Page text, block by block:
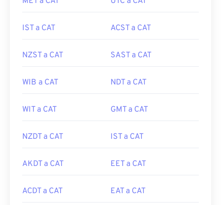
IST a CAT ACST a CAT
NZST a CAT SAST a CAT
WIB a CAT NDT a CAT
WIT a CAT GMT a CAT
NZDT a CAT IST a CAT
AKDT a CAT EET a CAT
ACDT a CAT EAT a CAT